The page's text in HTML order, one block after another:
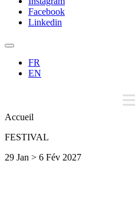
Facebook
Linkedin
FR
EN
Accueil
FESTIVAL
29 Jan > 6 Fév 2027